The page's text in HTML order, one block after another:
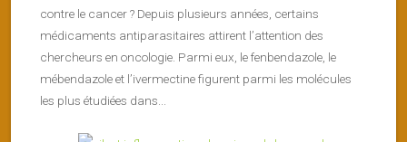
contre le cancer ? Depuis plusieurs années, certains
médicaments antiparasitaires attirent l’attention des
chercheurs en oncologie. Parmi eux, le fenbendazole, le
mébendazole et l’ivermectine figurent parmi les molécules
les plus étudiées dans...